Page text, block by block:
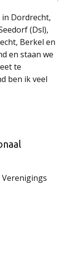
Dordrecht,
(Dsl),
Berkel en
en staan we
te
ben ik veel